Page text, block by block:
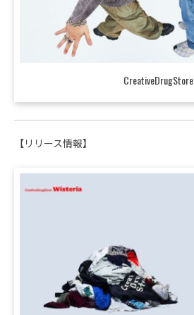
CreativeDrugStore
【リリース情報】